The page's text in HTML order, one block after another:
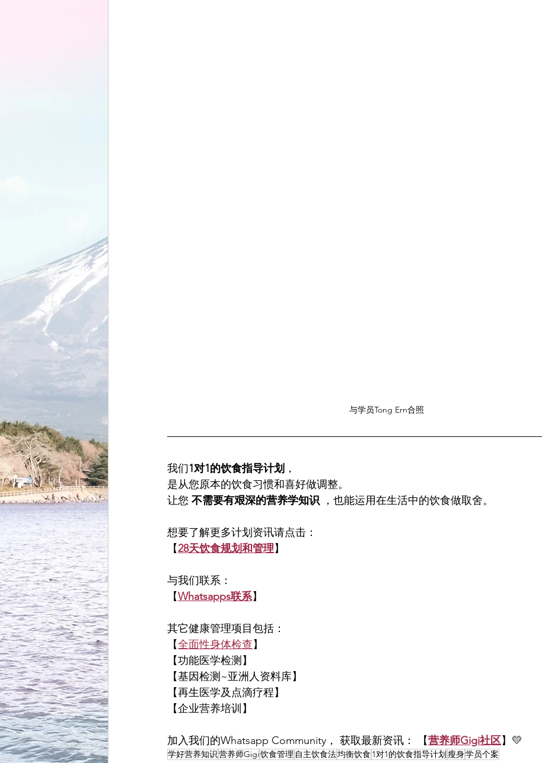
与学员Tong Ern合照
我们1对1的饮食指导计划 ，
是从您原本的饮食习惯和喜好做调整。
让您 不需要有艰深的营养学知识 ，也能运用在生活中的饮食做取舍。
想要了解更多计划资讯请点击：
【28天饮食规划和管理】
与我们联系：
【Whatsapps联系】
其它健康管理项目包括：
【全面性身体检查】
【功能医学检测】
【基因检测~亚洲人资料库】
【再生医学及点滴疗程】
【企业营养培训】
加入我们的Whatsapp Community， 获取最新资讯： 【营养师Gigi社区】💛
学好营养知识营养师Gigi饮食管理 自主饮食法均衡饮食 1对1的饮食指导计划瘦身学员个案